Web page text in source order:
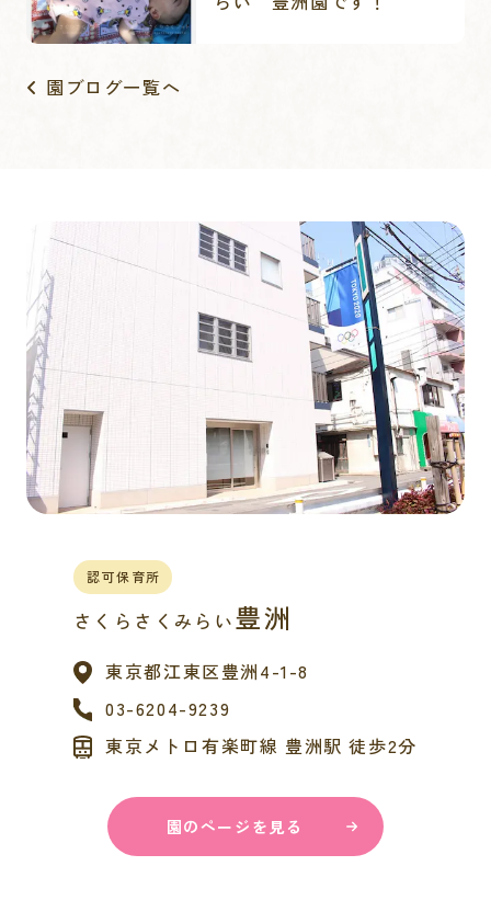
園ブログ一覧へ
認可保育所
さくらさくみらい豊洲
東京都江東区豊洲4-1-8
03-6204-9239
東京メトロ有楽町線 豊洲駅 徒歩2分
園のページを見る